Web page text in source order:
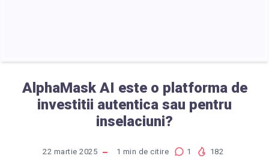
AlphaMask AI este o platforma de
investitii autentica sau pentru
inselaciuni?
22 martie 2025 1 min de citire 1 182